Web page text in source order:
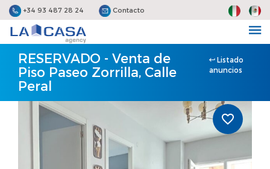
+34 93 487 28 24 Contacto
RESERVADO - Venta de
Piso Paseo Zorrilla, Calle
Peral
Listado
anuncios